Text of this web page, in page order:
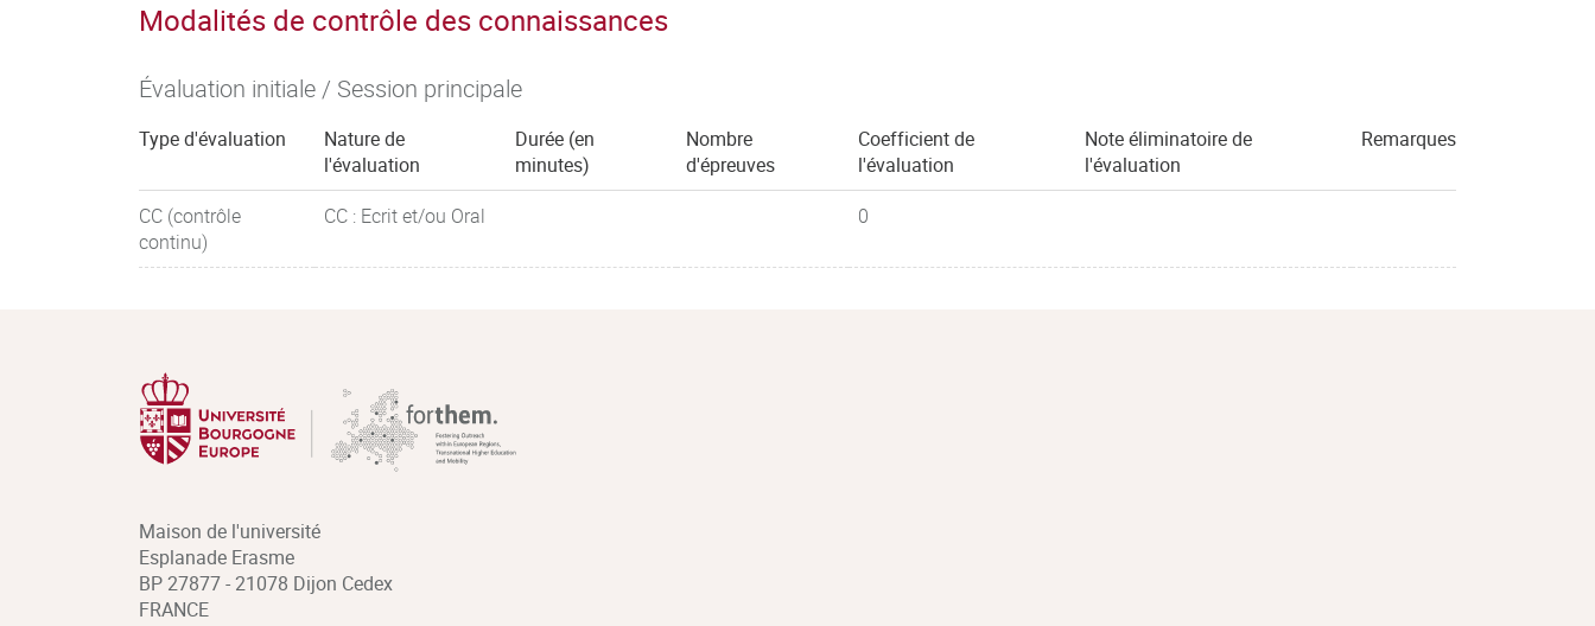
Modalités de contrôle des connaissances
Évaluation initiale / Session principale
Type d'évaluation
Nature de
l'évaluation
Durée (en
minutes)
Nombre
d'épreuves
Coefficient de
l'évaluation
Note éliminatoire de
l'évaluation
Remarques
CC (contrôle
continu)
CC : Ecrit et/ou Oral 0
Maison de l'université
Esplanade Erasme
BP 27877 - 21078 Dijon Cedex
FRANCE